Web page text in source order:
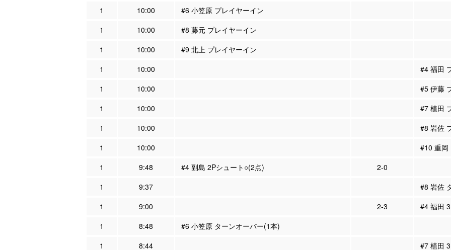
1
10:00
#6 小笠原 プレイヤーイン
1
10:00
#8 藤元 プレイヤーイン
1
10:00
#9 北上 プレイヤーイン
1
10:00
#4 福田
1
10:00
#5 伊藤
1
10:00
#7 植田
1
10:00
#8 岩佐
1
10:00
#10 重岡
1
9:48 #4 副島 2Pシュート○(2点)
2-0
1
9:37
#8 岩佐
1
9:00 2-3
#4 福田
1
8:48
#6 小笠原 ターンオーバー(1本)
1
8:44
#7 植田